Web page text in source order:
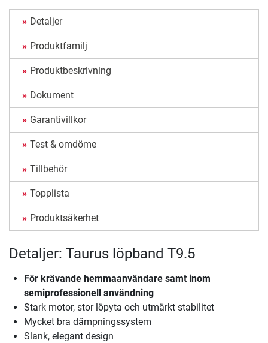
Detaljer
Produktfamilj
Produktbeskrivning
Dokument
Garantivillkor
Test & omdöme
Tillbehör
Topplista
Produktsäkerhet
Detaljer: Taurus löpband T9.5
För krävande hemmaanvändare samt inom
semiprofessionell användning
Stark motor, stor löpyta och utmärkt stabilitet
Mycket bra dämpningssystem
Slank, elegant design